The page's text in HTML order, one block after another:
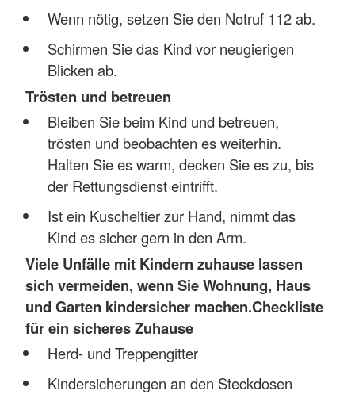
Wenn nötig, setzen Sie den Notruf 112 ab.
Schirmen Sie das Kind vor neugierigen
Blicken ab.
Trösten und betreuen
Bleiben Sie beim Kind und betreuen,
trösten und beobachten es weiterhin.
Halten Sie es warm, decken Sie es zu, bis
der Rettungsdienst eintrifft.
Ist ein Kuscheltier zur Hand, nimmt das
Kind es sicher gern in den Arm.
Viele Unfälle mit Kindern zuhause lassen
sich vermeiden, wenn Sie Wohnung, Haus
und Garten kindersicher machen.Checkliste
für ein sicheres Zuhause
Herd- und Treppengitter
Kindersicherungen an den Steckdosen